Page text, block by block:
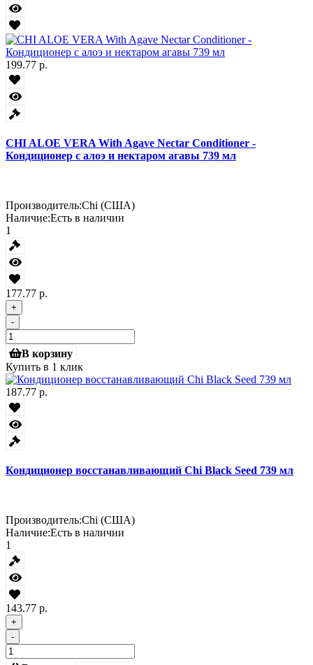
199.77 р.
CHI ALOE VERA With Agave Nectar Conditioner -
Кондиционер с алоэ и нектаром агавы 739 мл
Производитель:Chi (США)
Наличие:Есть в наличии
1
177.77 р.
+
-
В корзину
Купить в 1 клик
187.77 р.
Кондиционер восстанавливающий Chi Black Seed 739 мл
Производитель:Chi (США)
Наличие:Есть в наличии
1
143.77 р.
+
-